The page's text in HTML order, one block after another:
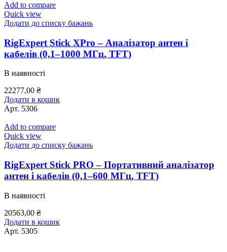
Add to compare
Quick view
Додати до списку бажань
RigExpert Stick XPro – Аналізатор антен і
кабелів (0,1–1000 МГц, TFT)
В наявності
22277,00 ₴
Додати в кошик
Арт. 5306
Add to compare
Quick view
Додати до списку бажань
RigExpert Stick PRO – Портативний аналізатор
антен і кабелів (0,1–600 МГц, TFT)
В наявності
20563,00 ₴
Додати в кошик
Арт. 5305